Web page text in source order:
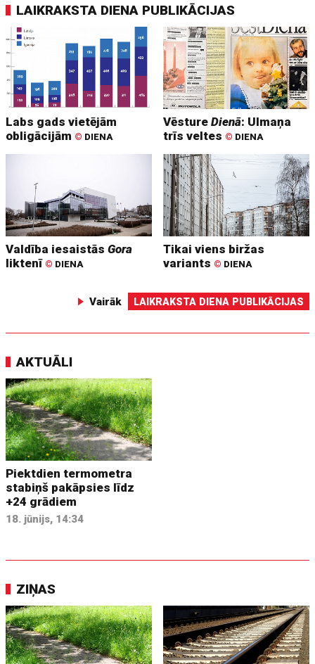
LAIKRAKSTA DIENA PUBLIKĀCIJAS
Labs gads vietējām
obligācijām © DIENA
VēstureDienā: Ulmaņa
trīs veltes © DIENA
Valdība iesaistāsGora
liktenī © DIENA
Tikai viens biržas
variants © DIENA
Vairāk LAIKRAKSTA DIENA PUBLIKĀCIJAS
AKTUĀLI
Piektdien termometra
stabiņš pakāpsies līdz
+24 grādiem
18. jūnijs, 14:34
ZIŅAS